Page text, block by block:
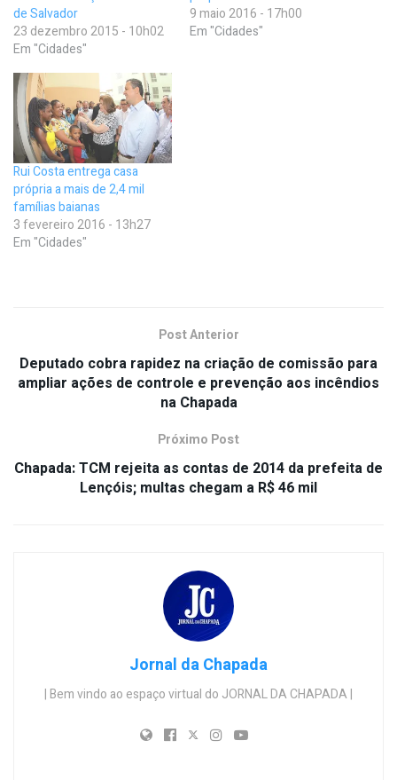
de Salvador
23 dezembro 2015 - 10h02
Em "Cidades"
9 maio 2016 - 17h00
Em "Cidades"
Rui Costa entrega casa
própria a mais de 2,4 mil
famílias baianas
3 fevereiro 2016 - 13h27
Em "Cidades"
Post Anterior
Deputado cobra rapidez na criação de comissão para
ampliar ações de controle e prevenção aos incêndios
na Chapada
Próximo Post
Chapada: TCM rejeita as contas de 2014 da prefeita de
Lençóis; multas chegam a R$ 46 mil
Jornal da Chapada
| Bem vindo ao espaço virtual do JORNAL DA CHAPADA |